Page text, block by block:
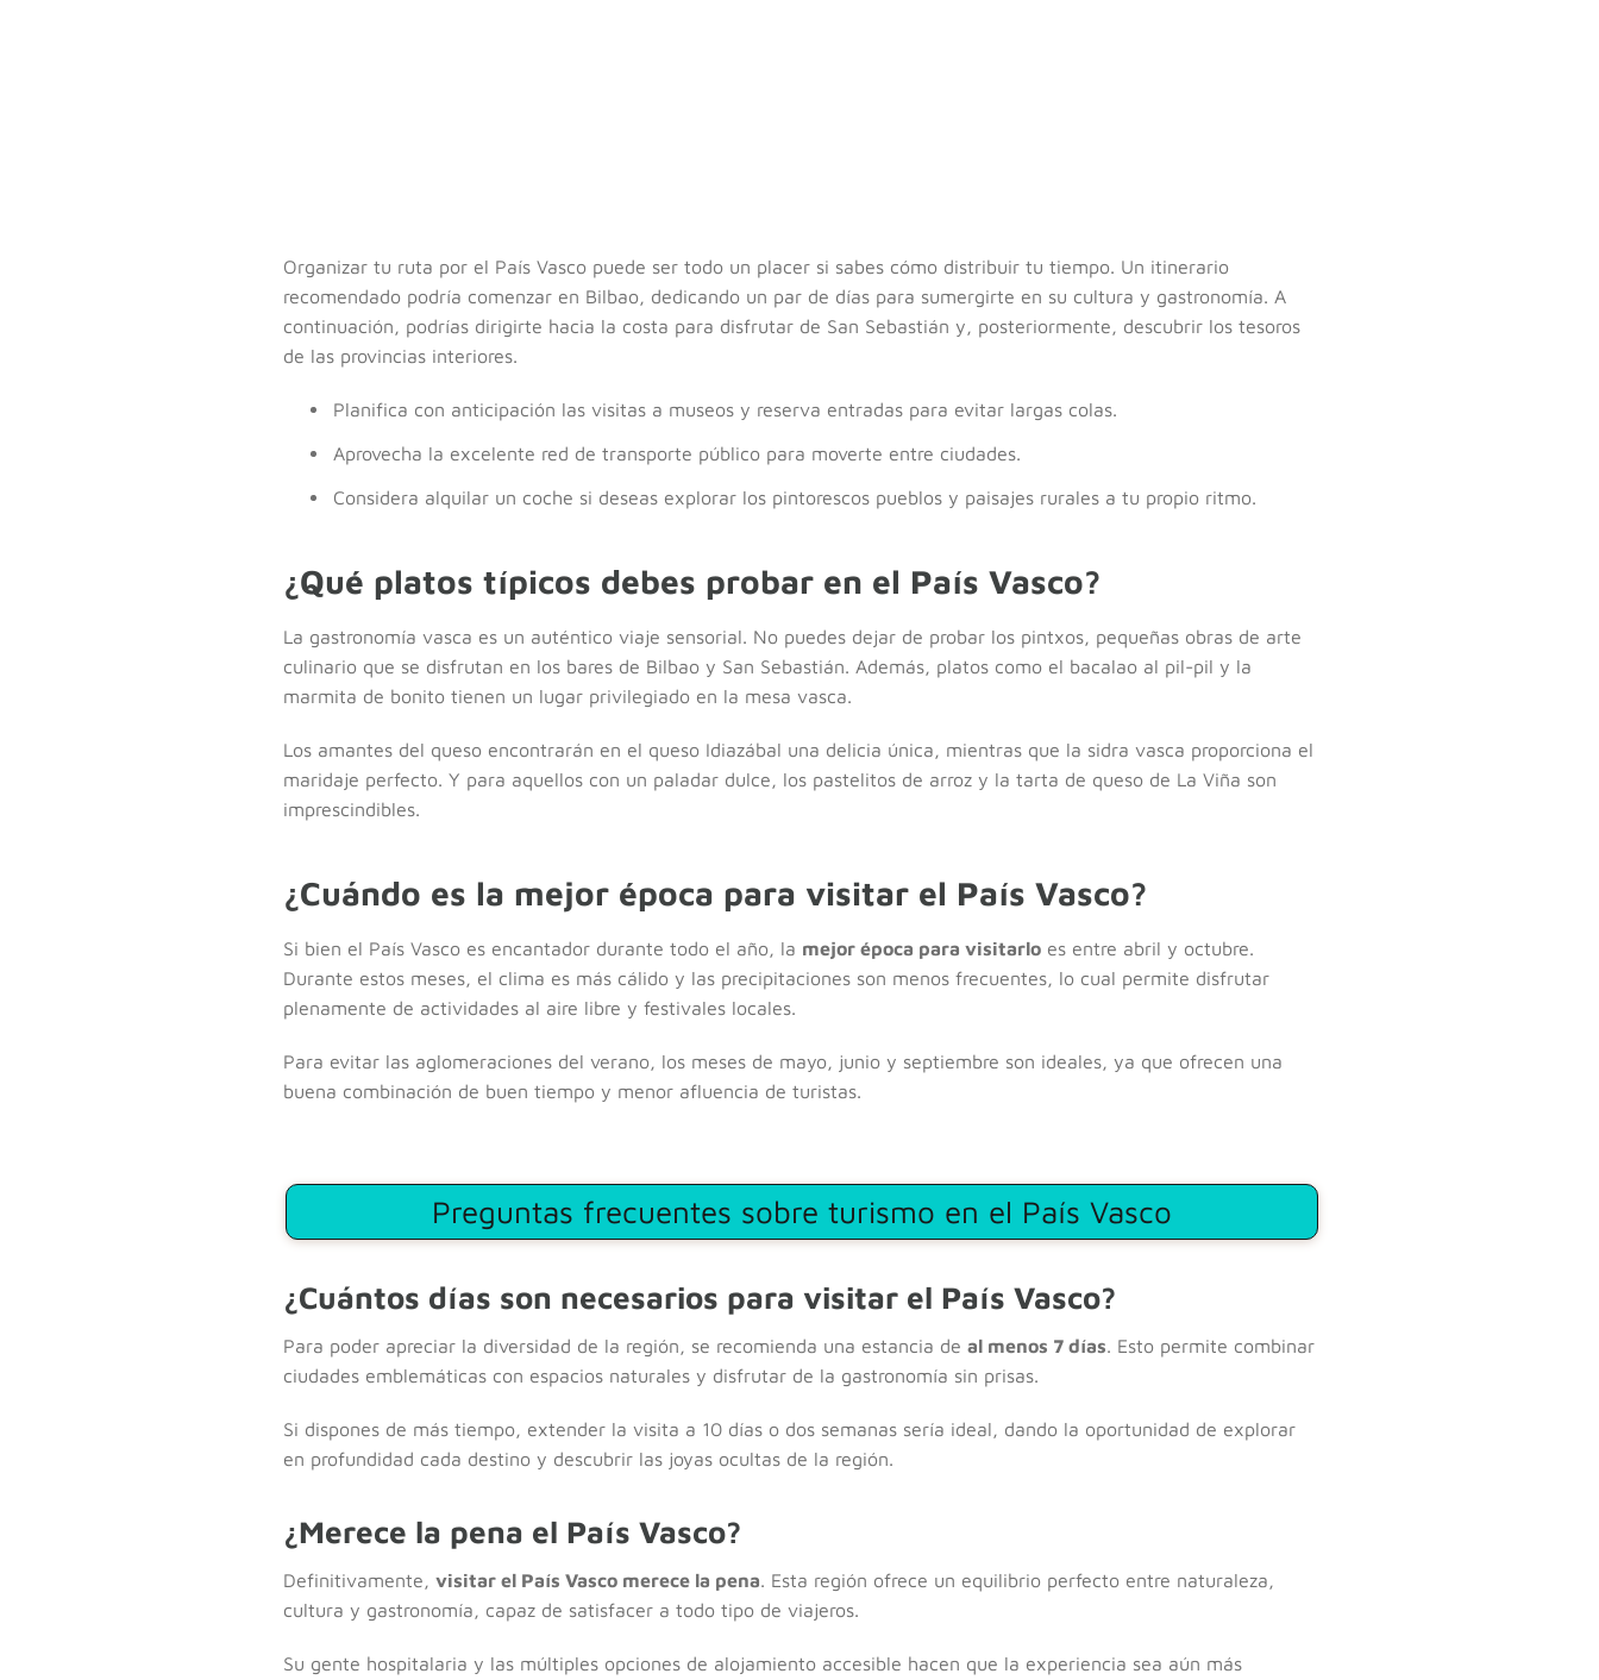
Organizar tu ruta por el País Vasco puede ser todo un placer si sabes cómo distribuir tu tiempo. Un itinerario
recomendado podría comenzar en Bilbao, dedicando un par de días para sumergirte en su cultura y gastronomía. A
continuación, podrías dirigirte hacia la costa para disfrutar de San Sebastián y, posteriormente, descubrir los tesoros
de las provincias interiores.
Planifica con anticipación las visitas a museos y reserva entradas para evitar largas colas.
Aprovecha la excelente red de transporte público para moverte entre ciudades.
Considera alquilar un coche si deseas explorar los pintorescos pueblos y paisajes rurales a tu propio ritmo.
¿Qué platos típicos debes probar en el País Vasco?
La gastronomía vasca es un auténtico viaje sensorial. No puedes dejar de probar los pintxos, pequeñas obras de arte
culinario que se disfrutan en los bares de Bilbao y San Sebastián. Además, platos como el bacalao al pil-pil y la
marmita de bonito tienen un lugar privilegiado en la mesa vasca.
Los amantes del queso encontrarán en el queso Idiazábal una delicia única, mientras que la sidra vasca proporciona el
maridaje perfecto. Y para aquellos con un paladar dulce, los pastelitos de arroz y la tarta de queso de La Viña son
imprescindibles.
¿Cuándo es la mejor época para visitar el País Vasco?
Si bien el País Vasco es encantador durante todo el año, la mejor época para visitarlo es entre abril y octubre.
Durante estos meses, el clima es más cálido y las precipitaciones son menos frecuentes, lo cual permite disfrutar
plenamente de actividades al aire libre y festivales locales.
Para evitar las aglomeraciones del verano, los meses de mayo, junio y septiembre son ideales, ya que ofrecen una
buena combinación de buen tiempo y menor afluencia de turistas.
Preguntas frecuentes sobre turismo en el País Vasco
¿Cuántos días son necesarios para visitar el País Vasco?
Para poder apreciar la diversidad de la región, se recomienda una estancia de al menos 7 días. Esto permite combinar
ciudades emblemáticas con espacios naturales y disfrutar de la gastronomía sin prisas.
Si dispones de más tiempo, extender la visita a 10 días o dos semanas sería ideal, dando la oportunidad de explorar
en profundidad cada destino y descubrir las joyas ocultas de la región.
¿Merece la pena el País Vasco?
Definitivamente, visitar el País Vasco merece la pena. Esta región ofrece un equilibrio perfecto entre naturaleza,
cultura y gastronomía, capaz de satisfacer a todo tipo de viajeros.
Su gente hospitalaria y las múltiples opciones de alojamiento accesible hacen que la experiencia sea aún más